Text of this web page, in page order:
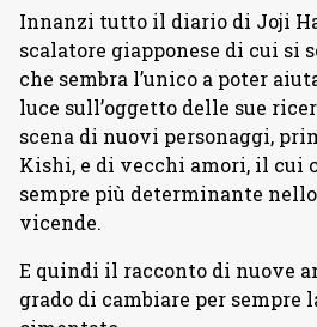
Innanzi tutto il diario di Joji
scalatore giapponese di cui si
che sembra l’unico a poter
luce sull’oggetto delle sue
scena di nuovi personaggi,
Kishi, e di vecchi amori, il cui
sempre più determinante
vicende.
E quindi il racconto di nuove
grado di cambiare per